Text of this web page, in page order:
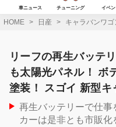
ス
車ニュース チューニング イベン
HOME 日産 キャラバンワゴ
リーフの再生バッテ
も太陽光パネル！ ボ
塗装！ スゴイ 新型キ
再生バッテリーで仕事
カーは是非とも市販